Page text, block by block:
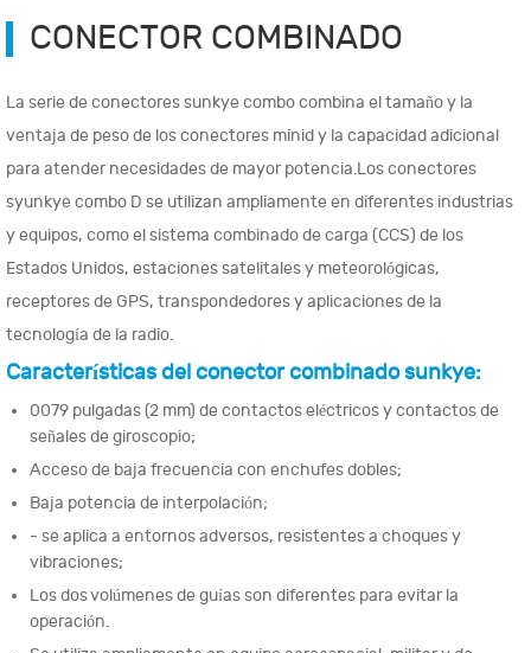
CONECTOR COMBINADO
La serie de conectores sunkye combo combina el tamaño y la
ventaja de peso de los conectores minid y la capacidad adicional
para atender necesidades de mayor potencia.Los conectores
syunkye combo D se utilizan ampliamente en diferentes industrias
y equipos, como el sistema combinado de carga (CCS) de los
Estados Unidos, estaciones satelitales y meteorológicas,
receptores de GPS, transpondedores y aplicaciones de la
tecnología de la radio.
Características del conector combinado sunkye:
0079 pulgadas (2 mm) de contactos eléctricos y contactos de
señales de giroscopio;
Acceso de baja frecuencia con enchufes dobles;
Baja potencia de interpolación;
- se aplica a entornos adversos, resistentes a choques y
vibraciones;
Los dos volúmenes de guías son diferentes para evitar la
operación.